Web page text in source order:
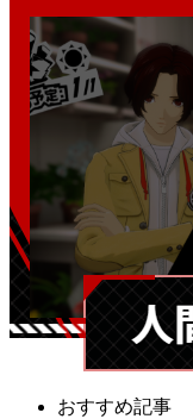
おすすめ記事